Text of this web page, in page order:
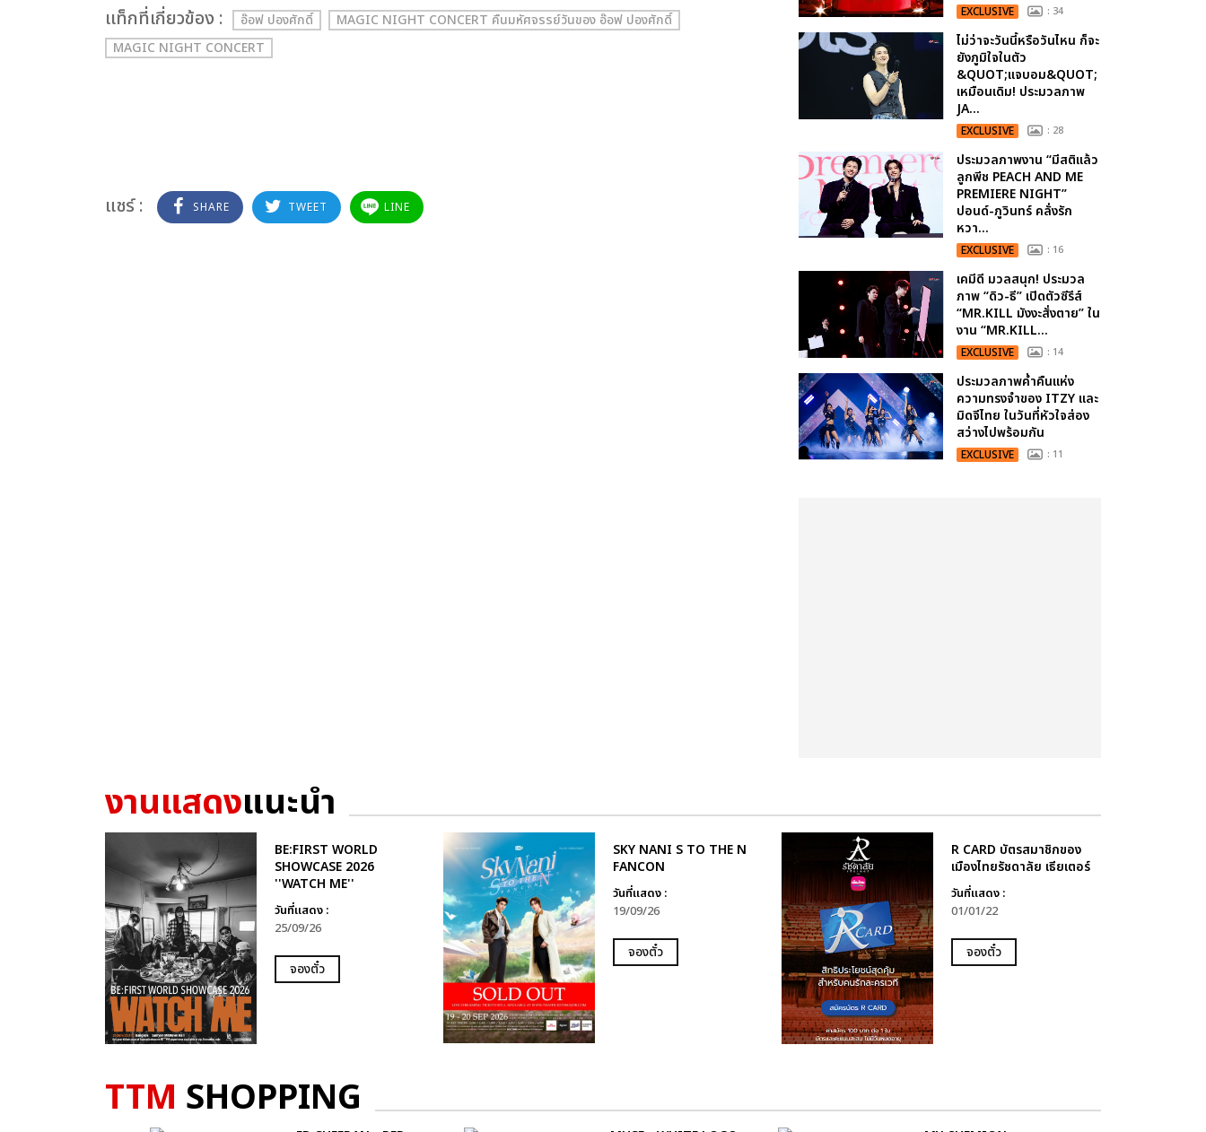
เเท็กที่เกี่ยวข้อง : อ๊อฟ ปองศักดิ์
MAGIC NIGHT CONCERT คืนมหัศจรรย์วันของ อ๊อฟ ปองศักดิ์
MAGIC NIGHT CONCERT
แชร์ : SHARE TWEET LINE
EXCLUSIVE : 34
ไม่ว่าจะวันนี้หรือวันไหน ก็จะ
ยังภูมิใจในตัว
&QUOT;แจบอม&QUOT;
เหมือนเดิม! ประมวลภาพ
JA...
EXCLUSIVE : 28
ประมวลภาพงาน “มีสติแล้ว
ลูกพีช PEACH AND ME
PREMIERE NIGHT”
ปอนด์-ภูวินทร์ คลั่งรัก
หวา...
EXCLUSIVE : 16
เคมีดี มวลสนุก! ประมวล
ภาพ “ดิว-ธี” เปิดตัวซีรีส์
“MR.KILL มังงะสั่งตาย” ใน
งาน “MR.KILL...
EXCLUSIVE : 14
ประมวลภาพค่ำคืนแห่ง
ความทรงจำของ ITZY และ
มิดจีไทย ในวันที่หัวใจส่อง
สว่างไปพร้อมกัน
EXCLUSIVE : 11
งานแสดงแนะนำ
BE:FIRST WORLD
SHOWCASE 2026
''WATCH ME''
วันที่แสดง :
25/09/26
จองตั๋ว
SKY NANI S TO THE N
FANCON
วันที่แสดง :
19/09/26
จองตั๋ว
R CARD บัตรสมาชิกของ
เมืองไทยรัชดาลัย เธียเตอร์
วันที่แสดง :
01/01/22
จองตั๋ว
TTM SHOPPING